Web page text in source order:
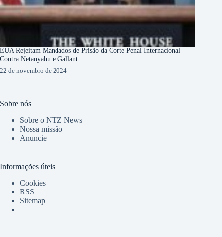
EUA Rejeitam Mandados de Prisão da Corte Penal Internacional
Contra Netanyahu e Gallant
22 de novembro de 2024
Sobre nós
Sobre o NTZ News
Nossa missão
Anuncie
Informações úteis
Cookies
RSS
Sitemap